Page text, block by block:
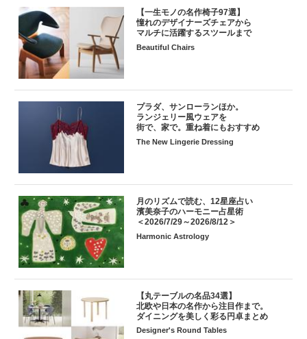
【一生モノの名作椅子97選】
憧れのデザイナーズチェアから
マルチに活躍するスツールまで
Beautiful Chairs
プラダ、サンローランほか。
ランジェリー風ウェアを
街で、家で。重ね着にもおすすめ
The New Lingerie Dressing
月のリズムで読む、12星座占い
濱美奈子のハーモニー占星術
＜2026/7/29～2026/8/12＞
Harmonic Astrology
【丸テーブルの名品34選】
北欧や日本の名作から注目作まで。
ダイニングを美しく彩る円卓まとめ
Designer's Round Tables